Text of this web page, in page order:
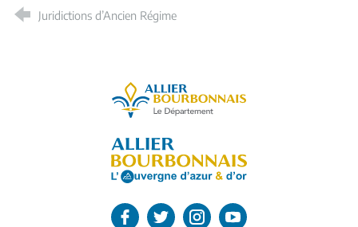
Juridictions d’Ancien Régime
Allier, le département
L'Allier sur Facebook
L'Allier sur Twitter
L'Allier sur Instagram
L'Allier sur Youtube